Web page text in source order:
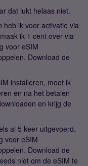
dat lukt helaas niet.
heb ik voor activatie via
ik 1 cent over via
voor eSIM
Download de
installeren, moet ik
en na het betalen
en krijg de
al 5 keer uitgevoerd.
voor eSIM
Download de
niet om de eSIM te